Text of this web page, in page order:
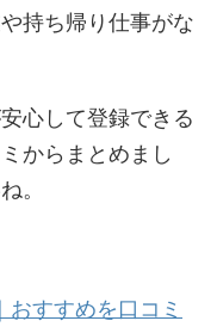
持ち帰り仕事がな
心して登録できる
からまとめまし
。
すすめを口コミ